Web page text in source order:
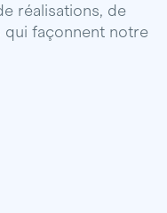
réalisations, de
qui façonnent notre